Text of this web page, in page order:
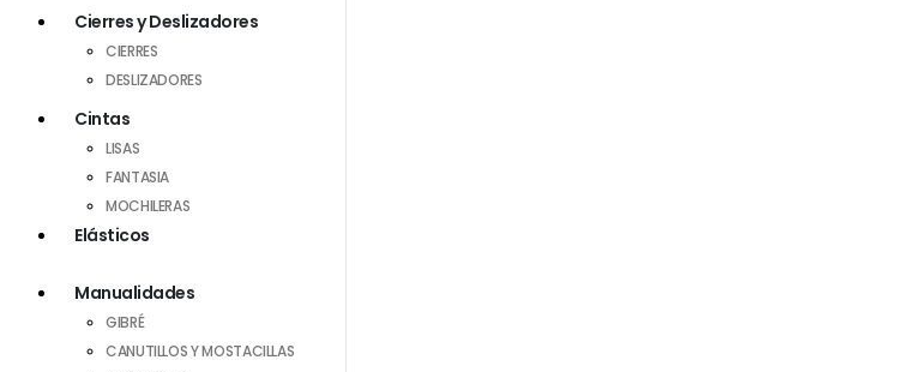
Cierres y Deslizadores
CIERRES
DESLIZADORES
Cintas
LISAS
FANTASIA
MOCHILERAS
Elásticos
Manualidades
GIBRÉ
CANUTILLOS Y MOSTACILLAS